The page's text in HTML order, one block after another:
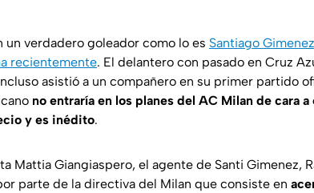
un verdadero goleador como lo es Santiago
recientemente. El delantero con pasado en Cruz
asistió a un compañero en su primer partido
no entraría en los planes del AC Milan de cara a
y es inédito.
Mattia Giangiaspero, el agente de Santi Gimenez,
parte de la directiva del Milan que consiste en